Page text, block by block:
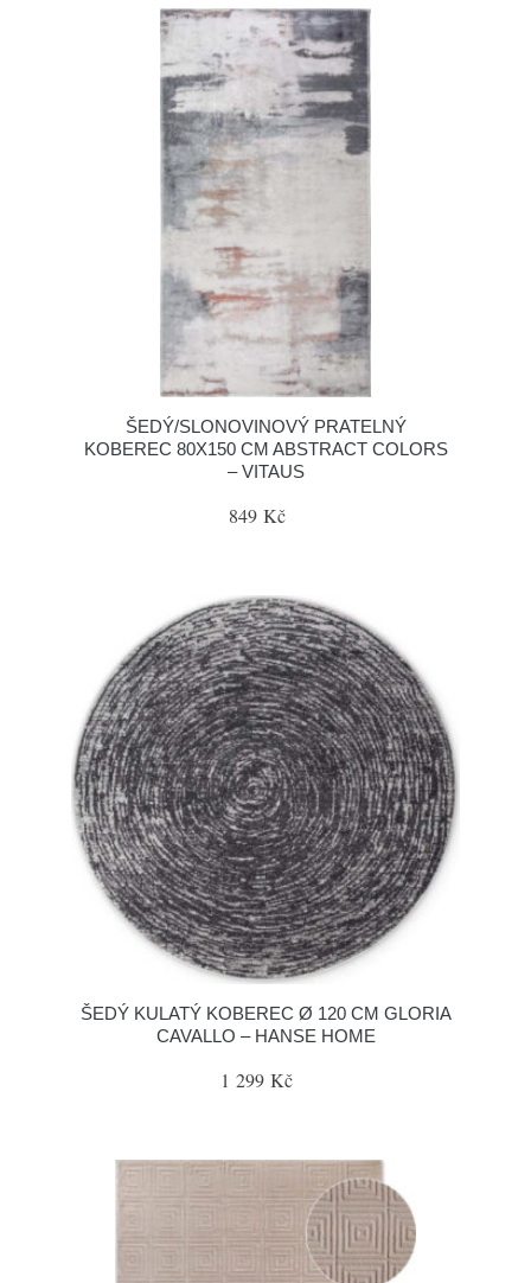
ŠEDÝ/SLONOVINOVÝ PRATELNÝ
KOBEREC 80X150 CM ABSTRACT COLORS
– VITAUS
849 Kč
ŠEDÝ KULATÝ KOBEREC Ø 120 CM GLORIA
CAVALLO – HANSE HOME
1 299 Kč